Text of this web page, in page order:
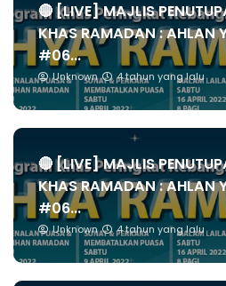
🔴 [LIVE] MAJLIS
KHAS RAMADAN : AHLAN
#06...
Unknown 4 tahun yang lalu
🔴 [LIVE] MAJLIS
KHAS RAMADAN : AHLAN
#06...
Unknown 4 tahun yang lalu